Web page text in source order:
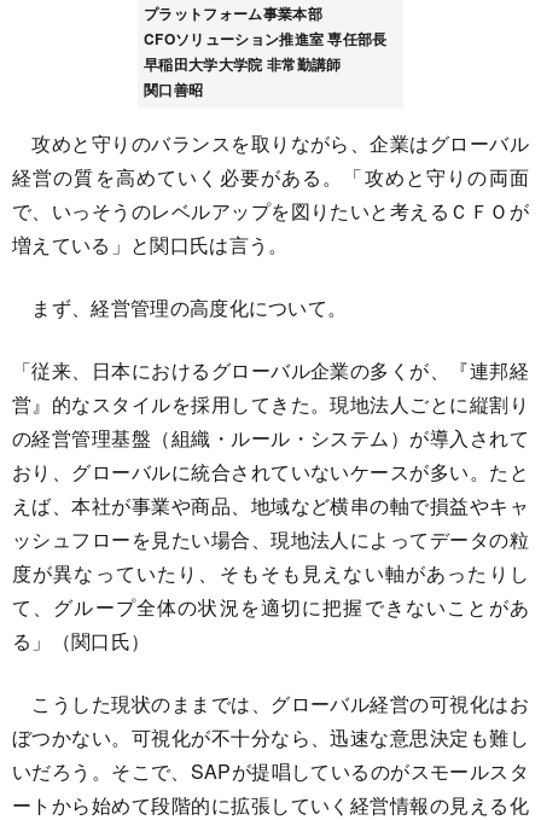
プラットフォーム事業本部
CFOソリューション推進室 専任部長
早稲田大学大学院 非常勤講師
関口善昭
攻めと守りのバランスを取りながら、企業はグローバル
経営の質を高めていく必要がある。「攻めと守りの両面
で、いっそうのレベルアップを図りたいと考えるＣＦＯが
増えている」と関口氏は言う。
まず、経営管理の高度化について。
「従来、日本におけるグローバル企業の多くが、『連邦経
営』的なスタイルを採用してきた。現地法人ごとに縦割り
の経営管理基盤（組織・ルール・システム）が導入されて
おり、グローバルに統合されていないケースが多い。たと
えば、本社が事業や商品、地域など横串の軸で損益やキャ
ッシュフローを見たい場合、現地法人によってデータの粒
度が異なっていたり、そもそも見えない軸があったりし
て、グループ全体の状況を適切に把握できないことがあ
る」（関口氏）
こうした現状のままでは、グローバル経営の可視化はお
ぼつかない。可視化が不十分なら、迅速な意思決定も難し
いだろう。そこで、SAPが提唱しているのがスモールスタ
ートから始めて段階的に拡張していく経営情報の見える化